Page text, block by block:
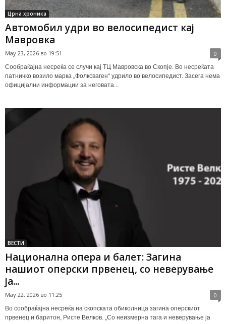
Црна хроника
Автомобил удри во велосипедист кај
Мавровка
May 23, 2026 во 19:51 0
Сообраќајна несреќа се случи кај ТЦ Мавровска во Скопје. Во несреќата
патничко возило марка „Фолксваген“ удрило во велосипедист. Засега нема
официјални информации за неговата...
ВЕСТИ
Национална опера и балет: Загина
нашиот оперски првенец, со неверување
ја...
May 22, 2026 во 11:25 0
Во сообраќајна несреќа на скопската обиколница загина оперскиот
првенец и баритон, Ристе Велков. „Со неизмерна тага и неверување ја